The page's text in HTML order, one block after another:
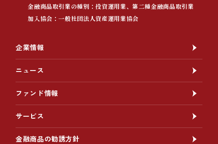
金融商品取引業の種別：投資運用業、第二種金融商品取引業
加入協会：一般社団法人資産運用業協会
企業情報
ニュース
ファンド情報
サービス
金融商品の勧誘方針